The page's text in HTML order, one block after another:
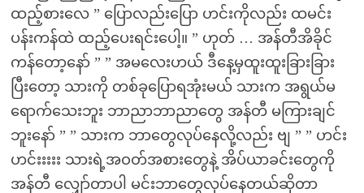
ထည့်စားလေ ” ပြောလည်းပြော ဟင်းကိုလည်း ထမင်း
ပန်းကန်ထဲ ထည့်ပေးရင်းပေါ့။ ” ဟုတ် … အန်တီအိခိုင်
ကန်တော့နော် ” ” အမလေးဟယ် ဒီနေ့မှထူးထူးခြားခြား
ပြီးတော့ သားကို တစ်ခုပြောရအုံးမယ် သားက အရွယ်မ
ရောက်သေးဘူး ဘာညာဘာညာတွေ အန်တီ မကြားချင်
ဘူးနော် ” ” သားက ဘာတွေလုပ်နေလို့လည်း ဗျ ” ” ဟင်း
ဟင်းးးးး သားရဲ့အဝတ်အစားတွေနဲ့ အိပ်ယာခင်းတွေကို
အန်တီ လျှော်တာပါ မင်းဘာတွေလုပ်နေတယ်ဆိုတာ